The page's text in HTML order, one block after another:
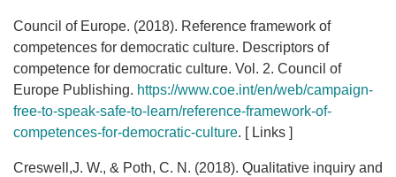
Council of Europe. (2018). Reference framework of
competences for democratic culture. Descriptors of
competence for democratic culture. Vol. 2. Council of
Europe Publishing. https://www.coe.int/en/web/campaign-
free-to-speak-safe-to-learn/reference-framework-of-
competences-for-democratic-culture. [ Links ]
Creswell,J. W., & Poth, C. N. (2018). Qualitative inquiry and